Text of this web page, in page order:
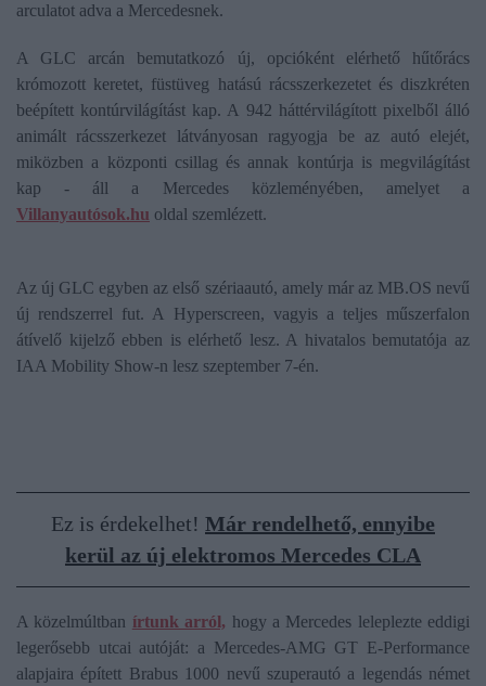
arculatot adva a Mercedesnek.
A GLC arcán bemutatkozó új, opcióként elérhető hűtőrács
krómozott keretet, füstüveg hatású rácsszerkezetet és diszkréten
beépített kontúrvilágítást kap. A 942 háttérvilágított pixelből álló
animált rácsszerkezet látványosan ragyogja be az autó elejét,
miközben a központi csillag és annak kontúrja is megvilágítást
kap - áll a Mercedes közleményében, amelyet a
Villanyautósok.hu oldal szemlézett.
Az új GLC egyben az első szériaautó, amely már az MB.OS nevű
új rendszerrel fut. A Hyperscreen, vagyis a teljes műszerfalon
átívelő kijelző ebben is elérhető lesz. A hivatalos bemutatója az
IAA Mobility Show-n lesz szeptember 7-én.
Ez is érdekelhet! Már rendelhető, ennyibe
kerül az új elektromos Mercedes CLA
A közelmúltban írtunk arról, hogy a Mercedes leleplezte eddigi
legerősebb utcai autóját: a Mercedes-AMG GT E-Performance
alapjaira épített Brabus 1000 nevű szuperautó a legendás német